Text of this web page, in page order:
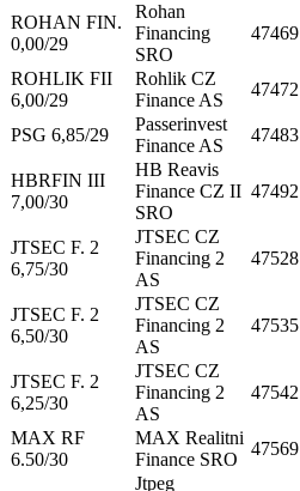
ROHAN FIN.
0,00/29
Rohan
Financing
SRO
47469
ROHLIK FII
6,00/29
Rohlik CZ
Finance AS
47472
PSG 6,85/29
Passerinvest
Finance AS
47483
HBRFIN III
7,00/30
HB Reavis
Finance CZ II
SRO
47492
JTSEC F. 2
6,75/30
JTSEC CZ
Financing 2
AS
47528
JTSEC F. 2
6,50/30
JTSEC CZ
Financing 2
AS
47535
JTSEC F. 2
6,25/30
JTSEC CZ
Financing 2
AS
47542
MAX RF
6.50/30
MAX Realitni
Finance SRO
47569
Jtpeg